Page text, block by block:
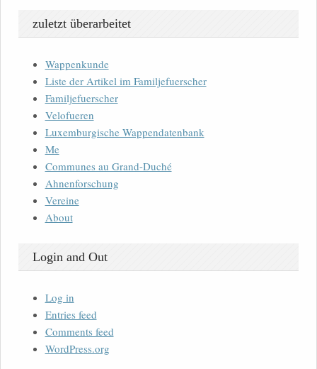
zuletzt überarbeitet
Wappenkunde
Liste der Artikel im Familjefuerscher
Familjefuerscher
Velofueren
Luxemburgische Wappendatenbank
Me
Communes au Grand-Duché
Ahnenforschung
Vereine
About
Login and Out
Log in
Entries feed
Comments feed
WordPress.org